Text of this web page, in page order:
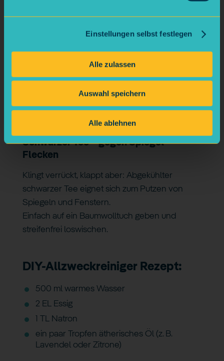
Einstellungen selbst festlegen
Alle zulassen
Auswahl speichern
Alle ablehnen
Zitronensaft ist der natürliche Fettlöser und
bringt nebenbei nice Frische.
auf Schneidebrettern.
Tipp: Eine halbierte Zitrone mit Salz bestreuen
und damit Edelstahl-Spüle oder Armaturen
polieren – glänzt wie neu.
Schwarzer Tee – gegen Spiegel-
Flecken
Klingt verrückt, klappt aber: Abgekühlter
schwarzer Tee eignet sich zum Putzen von
Spiegeln und Fenstern.
Einfach auf ein Baumwolltuch geben und
streifenfrei loswischen.
DIY-Allzweckreiniger Rezept:
500 ml warmes Wasser
2 EL Essig
1 TL Natron
ein paar Tropfen ätherisches Öl (z. B.
Lavendel oder Zitrone)